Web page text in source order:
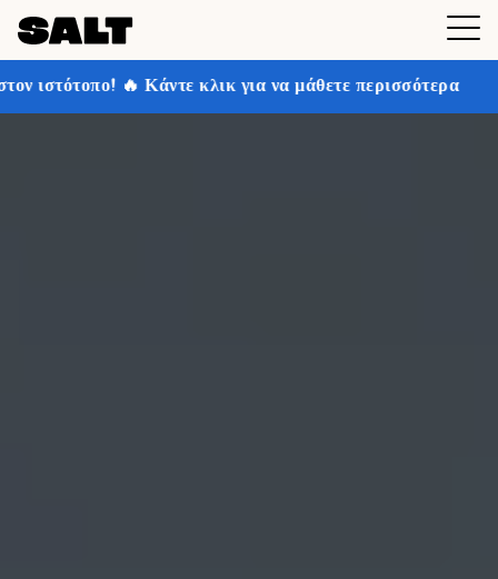
κλικ για να μάθετε περισσότερα Κερδίστε έως και